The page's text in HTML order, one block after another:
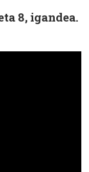
8, igandea.